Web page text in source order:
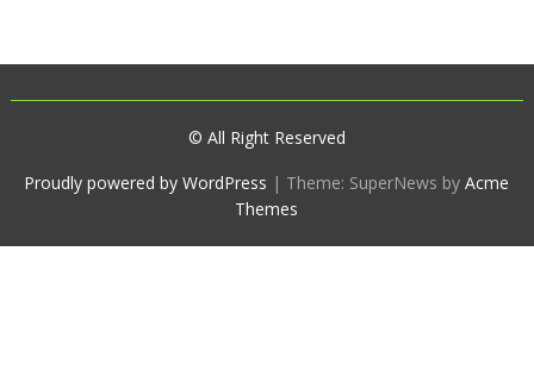
© All Right Reserved
Proudly powered by WordPress | Theme: SuperNews byAcme
Themes